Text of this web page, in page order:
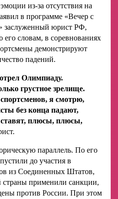
из-за отсутствия на
в программе «Вечер с
заслуженный юрист РФ,
словам, в соревнованиях
демонстрируют
падений.
Олимпиаду.
грустное зрелище.
я смотрю,
без конца падают,
плюсы, плюсы,
параллель. По его
до участия в
из Соединенных Штатов,
применили санкции,
против России. При этом